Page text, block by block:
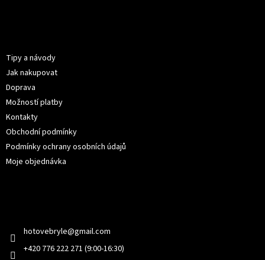
Tipy a návody
Jak nakupovat
Doprava
Možností platby
Kontakty
Obchodní podmínky
Podmínky ochrany osobních údajů
Moje objednávka
hotovebryle@gmail.com
+420 776 222 271 (9:00-16:30)